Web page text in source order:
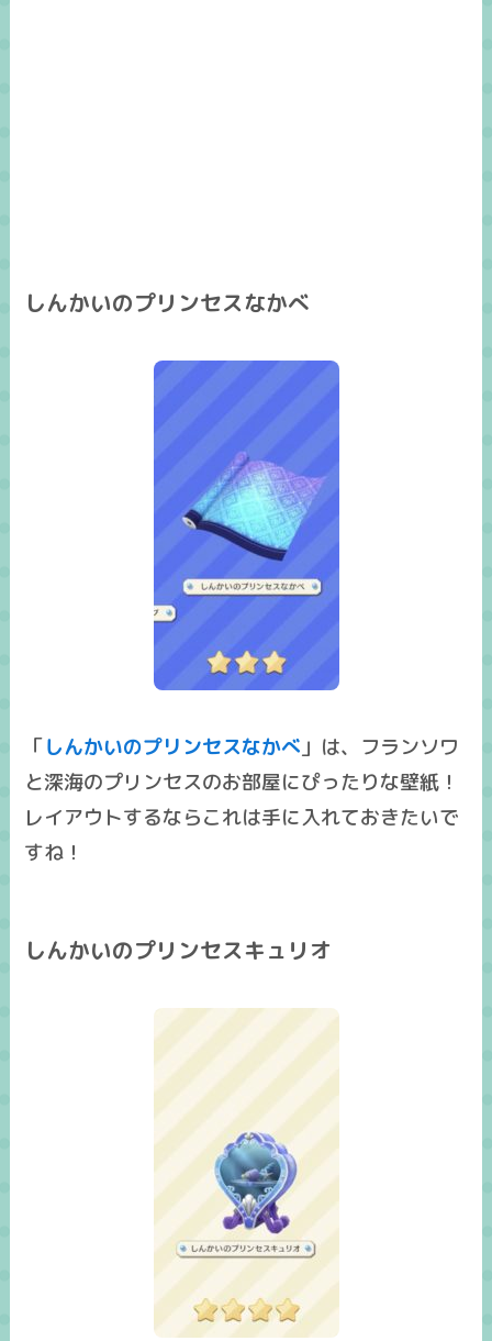
しんかいのプリンセスなかべ
「しんかいのプリンセスなかべ 」は、フランソワ
と深海のプリンセスのお部屋にぴったりな壁紙！
レイアウトするならこれは手に入れておきたいで
すね！
しんかいのプリンセスキュリオ